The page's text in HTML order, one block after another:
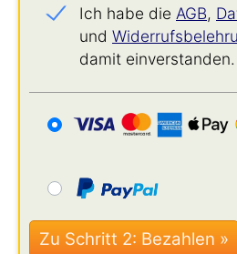
Ich habe die AGB,
und
damit einverstanden.